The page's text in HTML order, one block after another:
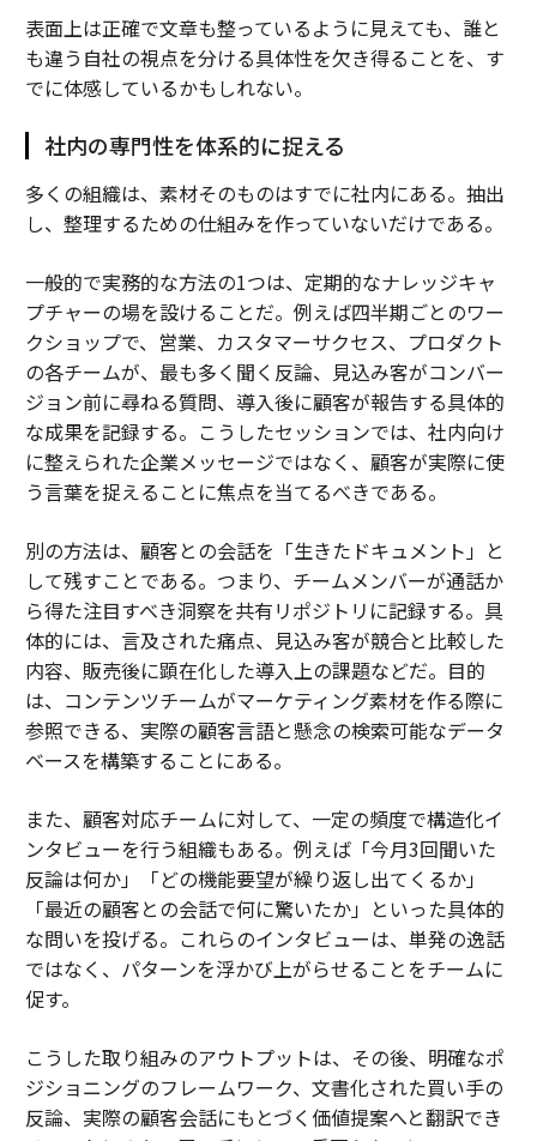
表面上は正確で文章も整っているように見えても、誰と
も違う自社の視点を分ける具体性を欠き得ることを、す
でに体感しているかもしれない。
社内の専門性を体系的に捉える
多くの組織は、素材そのものはすでに社内にある。抽出
し、整理するための仕組みを作っていないだけである。
一般的で実務的な方法の1つは、定期的なナレッジキャ
プチャーの場を設けることだ。例えば四半期ごとのワー
クショップで、営業、カスタマーサクセス、プロダクト
の各チームが、最も多く聞く反論、見込み客がコンバー
ジョン前に尋ねる質問、導入後に顧客が報告する具体的
な成果を記録する。こうしたセッションでは、社内向け
に整えられた企業メッセージではなく、顧客が実際に使
う言葉を捉えることに焦点を当てるべきである。
別の方法は、顧客との会話を「生きたドキュメント」と
して残すことである。つまり、チームメンバーが通話か
ら得た注目すべき洞察を共有リポジトリに記録する。具
体的には、言及された痛点、見込み客が競合と比較した
内容、販売後に顕在化した導入上の課題などだ。目的
は、コンテンツチームがマーケティング素材を作る際に
参照できる、実際の顧客言語と懸念の検索可能なデータ
ベースを構築することにある。
また、顧客対応チームに対して、一定の頻度で構造化イ
ンタビューを行う組織もある。例えば「今月3回聞いた
反論は何か」「どの機能要望が繰り返し出てくるか」
「最近の顧客との会話で何に驚いたか」といった具体的
な問いを投げる。これらのインタビューは、単発の逸話
ではなく、パターンを浮かび上がらせることをチームに
促す。
こうした取り組みのアウトプットは、その後、明確なポ
ジショニングのフレームワーク、文書化された買い手の
反論、実際の顧客会話にもとづく価値提案へと翻訳でき